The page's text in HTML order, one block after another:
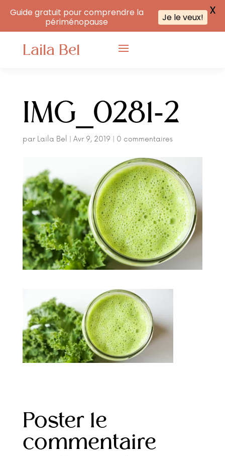
Laila Bel
IMG_0281-2
par Laila Bel Avr 9, 2019| 0 commentaires
Poster le
commentaire
Guide gratuit pour comprendre la
périménopause
Je le veux! X